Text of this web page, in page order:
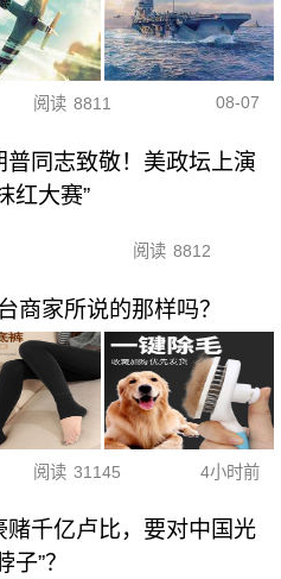
阅读 8811 08-07
普同志致敬！美政坛上演
红大赛”
阅读 8812
商家所说的那样吗？
阅读 31145 4小时前
赌千亿卢比，要对中国光
子”？